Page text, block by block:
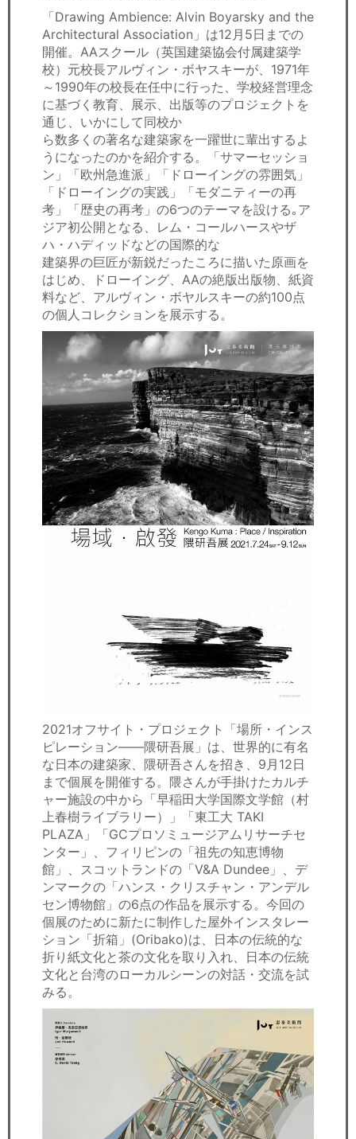
「Drawing Ambience: Alvin Boyarsky and the
Architectural Association」は12月5日までの
開催。AAスクール（英国建築協会付属建築学
校）元校長アルヴィン・ボヤスキーが、1971年
～1990年の校長在任中に行った、学校経営理念
に基づく教育、展示、出版等のプロジェクトを
通じ、いかにして同校か
ら数多くの著名な建築家を一躍世に輩出するよ
うになったのかを紹介する。「サマーセッショ
ン」「欧州急進派」「ドローイングの雰囲気」
「ドローイングの実践」「モダニティーの再
考」「歴史の再考」の6つのテーマを設ける｡ア
ジア初公開となる、レム・コールハースやザ
ハ・ハディッドなどの国際的な
建築界の巨匠が新鋭だったころに描いた原画を
はじめ、ドローイング、AAの絶版出版物、紙資
料など、アルヴィン・ボヤルスキーの約100点
の個人コレクションを展示する。
2021オフサイト・プロジェクト「場所・インス
ピレーション――隈研吾展」は、世界的に有名
な日本の建築家、隈研吾さんを招き、9月12日
まで個展を開催する。隈さんが手掛けたカルチ
ャー施設の中から「早稲田大学国際文学館（村
上春樹ライブラリー）」「東工大 TAKI
PLAZA」「GCプロソミュージアムリサーチセ
ンター」、フィリピンの「祖先の知恵博物
館」、スコットランドの「V&A Dundee」、デ
ンマークの「ハンス・クリスチャン・アンデル
セン博物館」の6点の作品を展示する。今回の
個展のために新たに制作した屋外インスタレー
ション「折箱」(Oribako)は、日本の伝統的な
折り紙文化と茶の文化を取り入れ、日本の伝統
文化と台湾のローカルシーンの対話・交流を試
みる。